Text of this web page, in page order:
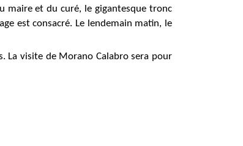
maire et du curé, le gigantesque tronc
est consacré. Le lendemain matin, le
La visite de Morano Calabro sera pour